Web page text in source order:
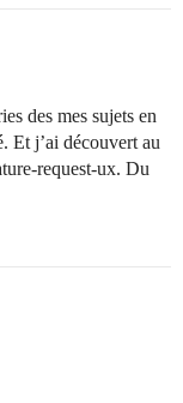
des mes sujets en
Et j’ai découvert au
request-ux. Du